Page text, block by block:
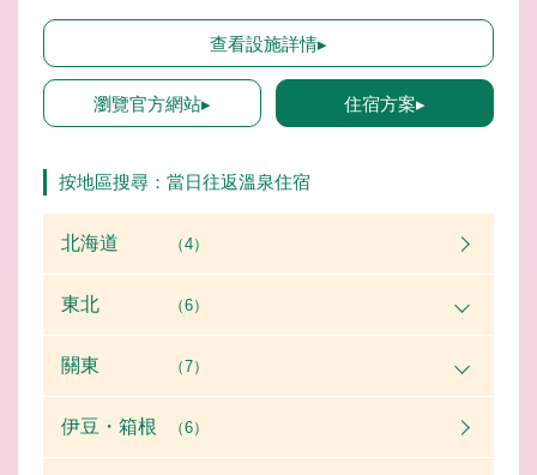
動也是其中一大魅力。在浴室中享受溫泉，夜晚則可在頂樓露台眺望星
空，這些都是很棒的體驗。
查看設施詳情▸
瀏覽官方網站▸ 住宿方案▸
按地區搜尋：當日往返溫泉住宿
北海道 （4）
東北 （6）
關東 （7）
伊豆・箱根 （6）